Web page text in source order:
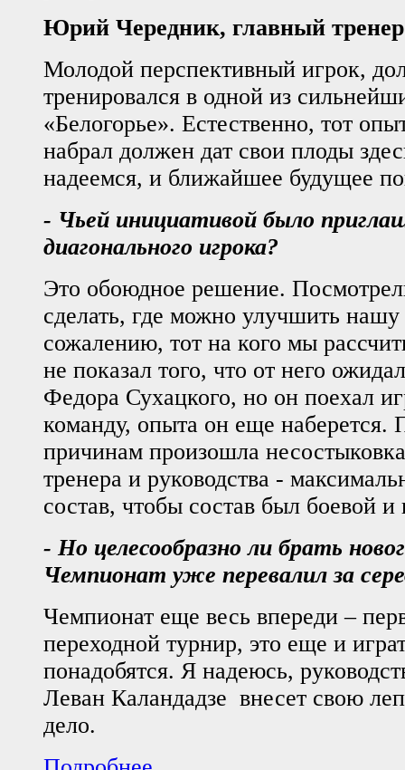
Юрий Чередник, главный
Молодой перспективный игрок,
тренировался в одной из
«Белогорье». Естественно, тот
набрал должен дат свои плоды
надеемся, и ближайшее будущее
- Чьей инициативой было
диагонального игрока?
Это обоюдное решение.
сделать, где можно улучшить
сожалению, тот на кого мы
не показал того, что от него
Федора Сухацкого, но он поехал
команду, опыта он еще наберется.
причинам произошла
тренера и руководства -
состав, чтобы состав был боевой
- Но целесообразно ли брать
Чемпионат уже перевалил за
Чемпионат еще весь впереди –
переходной турнир, это еще и
понадобятся. Я надеюсь,
Леван Каландадзе внесет свою
дело.